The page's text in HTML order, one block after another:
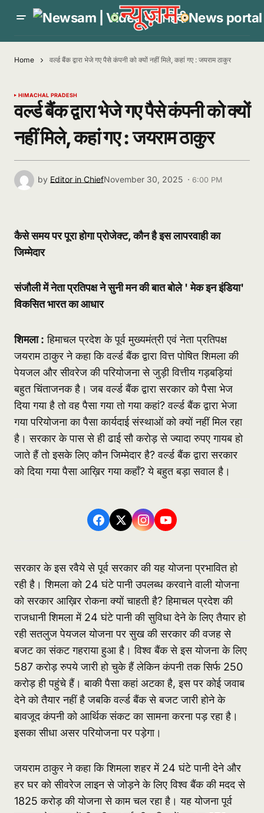
Home वर्ल्ड बैंक द्वारा भेजे गए पैसे कंपनी को क्यों नहीं मिले, कहां गए : जयराम ठाकुर
HIMACHAL PRADESH
वर्ल्ड बैंक द्वारा भेजे गए पैसे कंपनी को क्यों
नहीं मिले, कहां गए : जयराम ठाकुर
by Editor in ChiefNovember 30, 2025 · 6:00 PM
कैसे समय पर पूरा होगा प्रोजेक्ट, कौन है इस लापरवाही का
जिम्मेदार
संजौली में नेता प्रतिपक्ष ने सुनी मन की बात बोले ' मेक इन इंडिया'
विकसित भारत का आधार
शिमला : हिमाचल प्रदेश के पूर्व मुख्यमंत्री एवं नेता प्रतिपक्ष
जयराम ठाकुर ने कहा कि वर्ल्ड बैंक द्वारा वित्त पोषित शिमला की
पेयजल और सीवरेज की परियोजना से जुड़ी वित्तीय गड़बड़ियां
बहुत चिंताजनक है। जब वर्ल्ड बैंक द्वारा सरकार को पैसा भेज
दिया गया है तो वह पैसा गया तो गया कहां? वर्ल्ड बैंक द्वारा भेजा
गया परियोजना का पैसा कार्यदाई संस्थाओं को क्यों नहीं मिल रहा
है। सरकार के पास से ही ढाई सौ करोड़ से ज्यादा रुपए गायब हो
जाते हैं तो इसके लिए कौन जिम्मेदार है? वर्ल्ड बैंक द्वारा सरकार
को दिया गया पैसा आख़िर गया कहाँ? ये बहुत बड़ा सवाल है।
सरकार के इस रवैये से पूर्व सरकार की यह योजना प्रभावित हो
रही है। शिमला को 24 घंटे पानी उपलब्ध करवाने वाली योजना
को सरकार आख़िर रोकना क्यों चाहती है? हिमाचल प्रदेश की
राजधानी शिमला में 24 घंटे पानी की सुविधा देने के लिए तैयार हो
रही सतलुज पेयजल योजना पर सुख की सरकार की वजह से
बजट का संकट गहराया हुआ है। विश्व बैंक से इस योजना के लिए
587 करोड़ रुपये जारी हो चुके हैं लेकिन कंपनी तक सिर्फ 250
करोड़ ही पहुंचे हैं। बाकी पैसा कहां अटका है, इस पर कोई जवाब
देने को तैयार नहीं है जबकि वर्ल्ड बैंक से बजट जारी होने के
बावजूद कंपनी को आर्थिक संकट का सामना करना पड़ रहा है।
इसका सीधा असर परियोजना पर पड़ेगा।
जयराम ठाकुर ने कहा कि शिमला शहर में 24 घंटे पानी देने और
हर घर को सीवरेज लाइन से जोड़ने के लिए विश्व बैंक की मदद से
1825 करोड़ की योजना से काम चल रहा है। यह योजना पूर्व